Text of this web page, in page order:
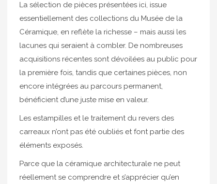
La sélection de pièces présentées ici, issue
essentiellement des collections du Musée de la
Céramique, en reflète la richesse – mais aussi les
lacunes qui seraient à combler. De nombreuses
acquisitions récentes sont dévoilées au public pour
la première fois, tandis que certaines pièces, non
encore intégrées au parcours permanent,
bénéficient d’une juste mise en valeur.
Les estampilles et le traitement du revers des
carreaux n’ont pas été oubliés et font partie des
éléments exposés.
Parce que la céramique architecturale ne peut
réellement se comprendre et s’apprécier qu’en